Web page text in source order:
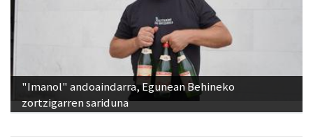
"Imanol" andoaindarra, Egunean Behineko
zortzigarren sariduna